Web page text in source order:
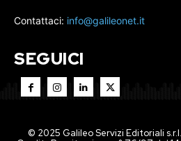
Contattaci: info@galileonet.it
SEGUICI
© 2025 Galileo Servizi Editoriali